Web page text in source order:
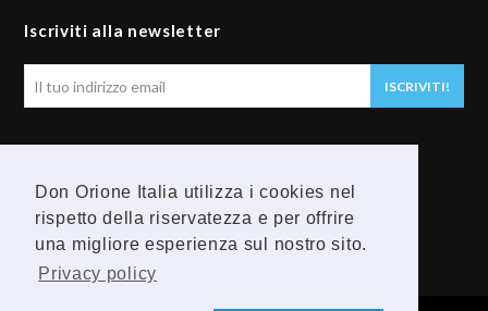
Don Orione Italia utilizza i cookies nel
rispetto della riservatezza e per offrire
una migliore esperienza sul nostro sito.
Privacy policy
Iscriviti alla newsletter
ISCRIVITI!
F
Y
o